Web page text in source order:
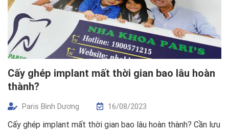
Cấy ghép implant mất thời gian bao lâu hoàn
thành?
Paris Bình Dương 16/08/2023
Cấy ghép implant mất thời gian bao lâu hoàn thành? Cần lưu